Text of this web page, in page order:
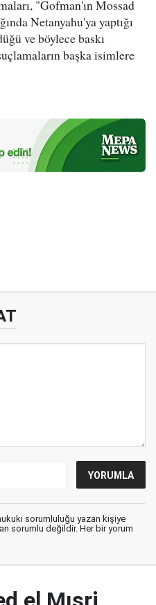
"Gofman'ın Mossad
Netanyahu'ya yaptığı
ve böylece baskı
başka isimlere
sorumluluğu yazan kişiye
sorumlu değildir. Her bir yorum